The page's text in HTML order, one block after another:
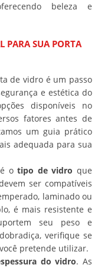
beleza e
PARA SUA PORTA
de vidro é um passo
e estética do
disponíveis no
fatores antes de
um guia prático
adequada para sua
é otipo de vidro que
ser compatíveis
laminado ou
é mais resistente e
seu peso e
verifique se
pretende utilizar.
do vidro. As